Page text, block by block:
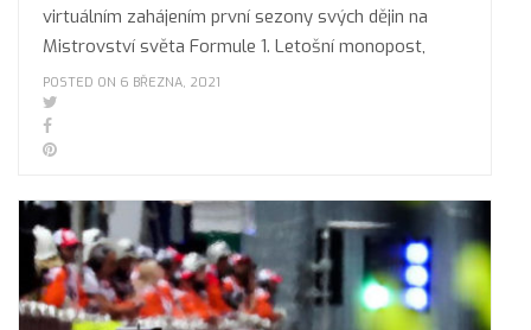
virtuálním zahájením první sezony svých dějin na
Mistrovství světa Formule 1. Letošní monopost,
POSTED ON 6 BŘEZNA, 2021